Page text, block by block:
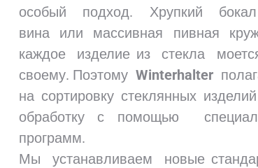
особый подход. Хрупкий
вина или массивная пивная
каждое изделие из стекла
своему. ПоэтомуWinterhalter
на сортировку стеклянных
обработку с помощью
программ.
Мы устанавливаем новые